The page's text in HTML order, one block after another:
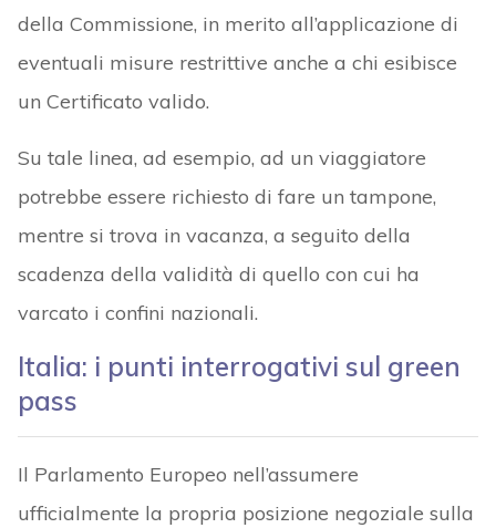
della Commissione, in merito all’applicazione di
eventuali misure restrittive anche a chi esibisce
un Certificato valido.
Su tale linea, ad esempio, ad un viaggiatore
potrebbe essere richiesto di fare un tampone,
mentre si trova in vacanza, a seguito della
scadenza della validità di quello con cui ha
varcato i confini nazionali.
Italia: i punti interrogativi sul green
pass
Il Parlamento Europeo nell’assumere
ufficialmente la propria posizione negoziale sulla